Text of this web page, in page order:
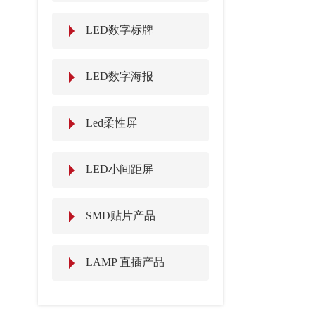
LED数字标牌
LED数字海报
Led柔性屏
LED小间距屏
SMD贴片产品
LAMP 直插产品